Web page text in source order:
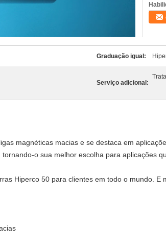
Graduação igual:
Serviço adicional:
magnéticas macias e se destaca em
o sua melhor escolha para aplicações
Hiperco 50 para clientes em todo o mundo.